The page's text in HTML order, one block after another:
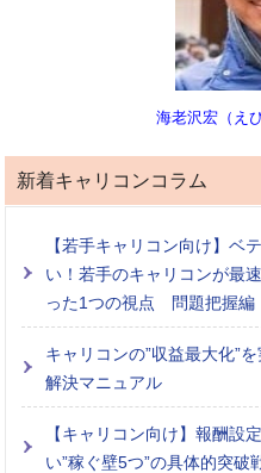
海老沢宏（え
新着キャリコンコラム
【若手キャリコン向け】ベ
い！若手のキャリコンが最
った1つの視点 問題把握編
キャリコンの”収益最大化”
解決マニュアル
【キャリコン向け】報酬設
い”稼ぐ壁5つ”の具体的突